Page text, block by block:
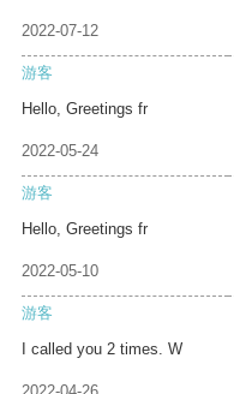
2022-07-12
游客
Hello, Greetings fr
2022-05-24
游客
Hello, Greetings fr
2022-05-10
游客
I called you 2 times. W